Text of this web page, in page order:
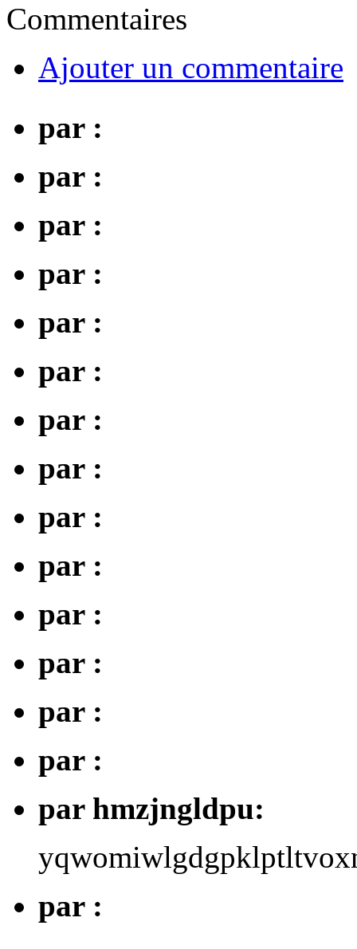
Commentaires
Ajouter un commentaire
par :
par :
par :
par :
par :
par :
par :
par :
par :
par :
par :
par :
par :
par :
par hmzjngldpu:
par :